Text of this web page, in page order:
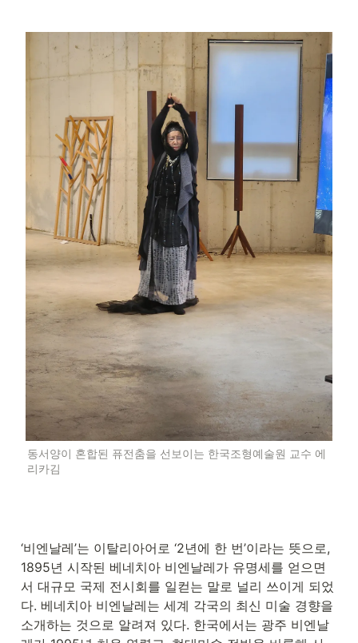
동서양이 혼합된 퓨전춤을 선보이는 한국조형예술원 교수 에
리카김
‘비엔날레’는 이탈리아어로 ‘2년에 한 번’이라는 뜻으로,
1895년 시작된 베네치아 비엔날레가 유명세를 얻으면
서 대규모 국제 전시회를 일컫는 말로 널리 쓰이게 되었
다. 베네치아 비엔날레는 세계 각국의 최신 미술 경향을
소개하는 것으로 알려져 있다. 한국에서는 광주 비엔날